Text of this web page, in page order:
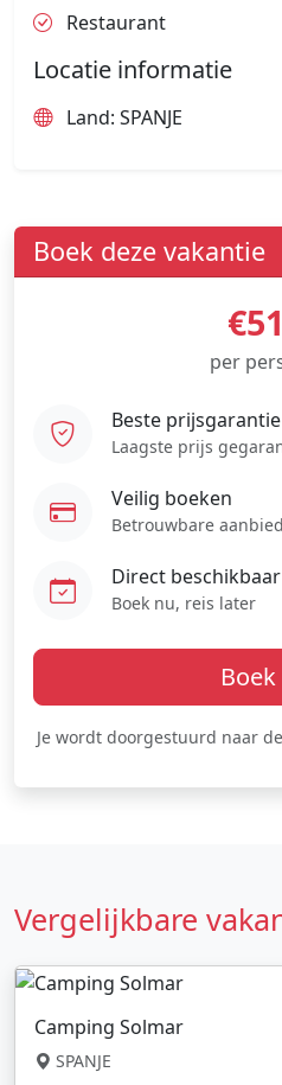
Restaurant
Locatie informatie
Land: SPANJE
Boek deze vakantie
per
Beste prijsgarantie
Laagste prijs
Veilig boeken
Betrouwbare
Direct beschikbaar
Boek nu, reis later
Je wordt doorgestuurd naar
Vergelijkbare
Camping Solmar
SPANJE